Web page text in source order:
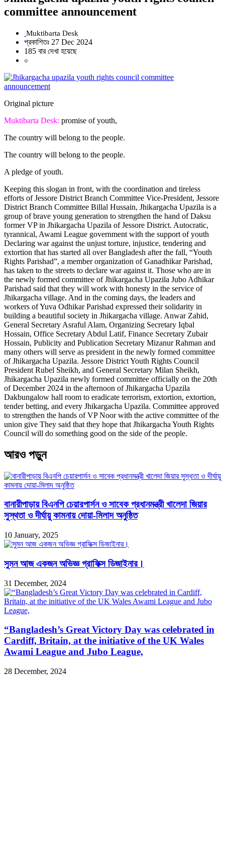
committee announcement
Muktibarta Desk
প্রকাশিতঃ 27 Dec 2024
185 বার দেখা হয়েছে
০
Original picture
Muktibarta Desk: promise of youth,
The country will belong to the people.
The country will belong to the people.
A pledge of youth.
Keeping this slogan in front, with the coordination and tireless
efforts of Jessore District Branch Committee Vice-President, Jessore
District Branch Committee Billal Hussain, Jhikargacha Upazila is a
group of brave young generation to strengthen the hand of Daksu
former VP in Jhikargacha Upazila of Jessore District. Autocratic,
tyrannical, Awami League government with the support of youth
Declaring war against the unjust torture, injustice, tendering and
extortion that has started all over Bangladesh after the fall, “Youth
Rights Parishad”, a member organization of Ganadhikar Parishad,
has taken to the streets to declare war against it. Those who are in
the newly formed committee of Jhikargacha Upazila Jubo Adhikar
Parishad said that they will work with honesty in the service of
Jhikargacha village. And in the coming days, the leaders and
workers of Yuva Odhikar Parishad expressed their solidarity in
building a beautiful society in Jhikargacha village. Anwar Zahid,
General Secretary Asraful Alam, Organizing Secretary Iqbal
Hossain, Office Secretary Abdul Latif, Finance Secretary Zubair
Hossain, Publicity and Publication Secretary Mizanur Rahman and
many others will serve as president in the newly formed committee
of Jhikargacha Upazila. Jessore District Youth Rights Council
President Rubel Sheikh, and General Secretary Milan Sheikh,
Jhikargacha Upazila newly formed committee officially on the 20th
of December 2024 in the afternoon of Jhikargacha Upazila
Dakbungalow hall room to eradicate terrorism, extortion, extortion,
tender betting, and every Jhikargacha Upazila. Committee approved
to strengthen the hands of VP Noor with the active committee of the
union give They said that they hope that Jhikargacha Youth Rights
Council will do something good on the side of the people.
আরও পড়ুন
বানারীপাড়ায় বিএনপি চেয়ারপার্সন ও সাবেক প্রধানমন্ত্রী খালেদা জিয়ার
সুস্থতা ও দীর্ঘায়ু কামনায় দোয়া-মিলাদ অনুষ্ঠিত
10 January, 2025
সুমন আজ একজন অভিজ্ঞ গ্রাফিক্স ডিজাইনার।
31 December, 2024
“Bangladesh’s Great Victory Day was celebrated in
Cardiff, Britain, at the initiative of the UK Wales
Awami League and Jubo League,
28 December, 2024